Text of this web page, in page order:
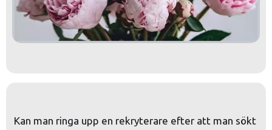
Kan man ringa upp en rekryterare efter att man sökt